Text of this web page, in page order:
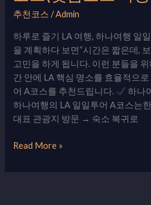
추천코스 /Admin
하루로 즐기 LA 여행, 하나여행 일
을 계획하다 보면“시간은 짧은데,
고민을 하게 됩니다. 이런 분들을
간 안에 LA 핵심 명소를 효율적으
어 A코스를 추천드립니다.
하나
하나여행의 LA 일일투어 A코스는
대표 관광지 방문 → 숙소 복귀로
단
으
로
일
일
투
어
추
코
Read More »